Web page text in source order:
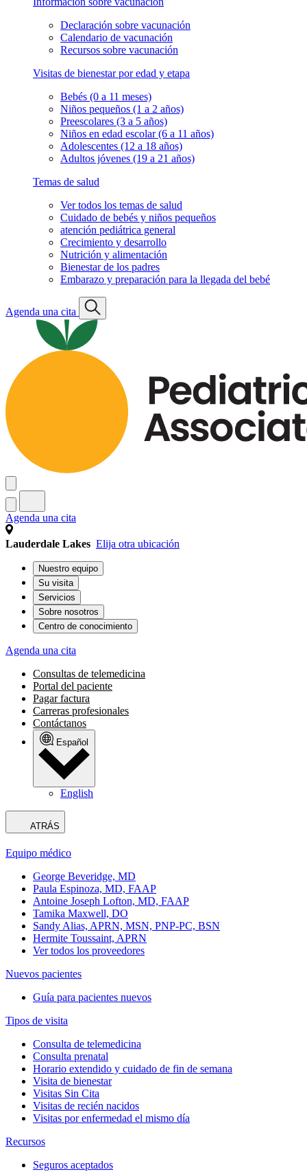
Declaración sobre vacunación
Calendario de vacunación
Recursos sobre vacunación
Visitas de bienestar por edad y etapa
Bebés (0 a 11 meses)
Niños pequeños (1 a 2 años)
Preescolares (3 a 5 años)
Niños en edad escolar (6 a 11 años)
Adolescentes (12 a 18 años)
Adultos jóvenes (19 a 21 años)
Temas de salud
Ver todos los temas de salud
Cuidado de bebés y niños pequeños
atención pediátrica general
Crecimiento y desarrollo
Nutrición y alimentación
Bienestar de los padres
Embarazo y preparación para la llegada del bebé
Agenda una cita
Agenda una cita
Lauderdale Lakes Elija otra ubicación
Nuestro equipo
Su visita
Servicios
Sobre nosotros
Centro de conocimiento
Agenda una cita
Consultas de telemedicina
Portal del paciente
Pagar factura
Carreras profesionales
Contáctanos
Español
English
ATRÁS
Equipo médico
George Beveridge, MD
Paula Espinoza, MD, FAAP
Antoine Joseph Lofton, MD, FAAP
Tamika Maxwell, DO
Sandy Alias, APRN, MSN, PNP-PC, BSN
Hermite Toussaint, APRN
Ver todos los proveedores
Nuevos pacientes
Guía para pacientes nuevos
Tipos de visita
Consulta de telemedicina
Consulta prenatal
Horario extendido y cuidado de fin de semana
Visita de bienestar
Visitas Sin Cita
Visitas de recién nacidos
Visitas por enfermedad el mismo día
Recursos
Seguros aceptados